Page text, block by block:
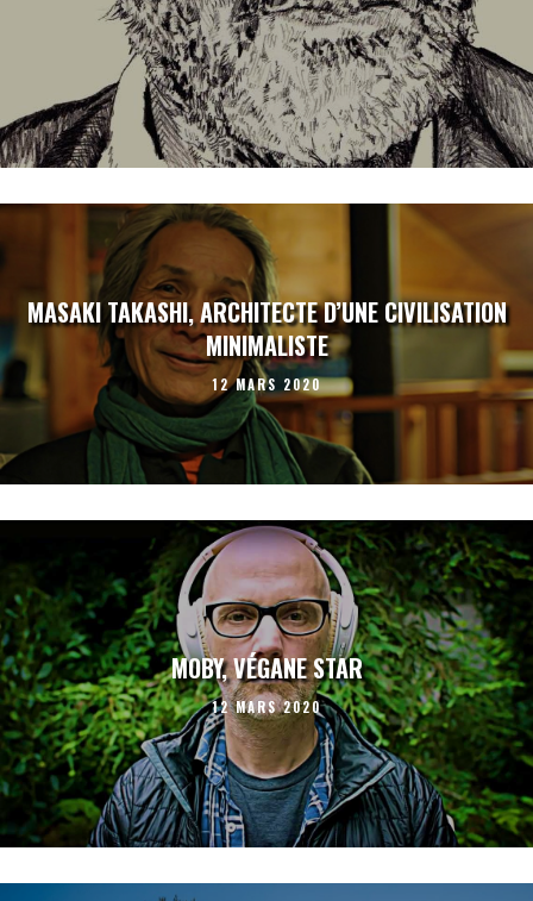
MASAKI TAKASHI, ARCHITECTE D’UNE CIVILISATION
MINIMALISTE
12 MARS 2020
MOBY, VÉGANE STAR
12 MARS 2020